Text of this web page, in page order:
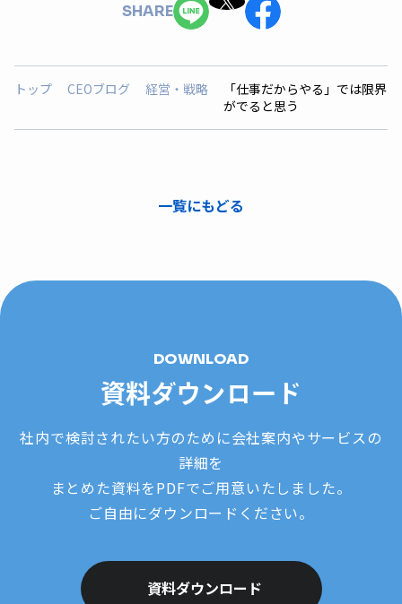
SHARE
トップ CEOブログ 経営・戦略
「仕事だからやる」では限界
がでると思う
一覧にもどる
DOWNLOAD
資料ダウンロード
社内で検討されたい方のために会社案内やサービスの
詳細を
まとめた資料をPDFでご用意いたしました。
ご自由にダウンロードください。
資料ダウンロード